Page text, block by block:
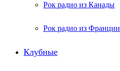
Рок радио из Канады
Рок радио из Франции
Клубные